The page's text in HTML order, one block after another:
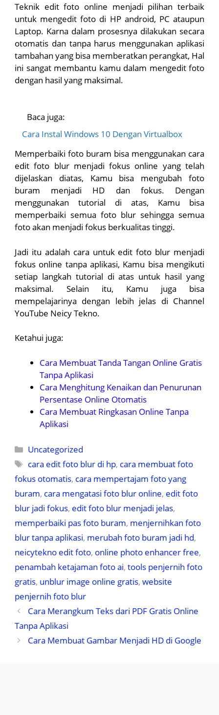
Teknik edit foto online menjadi pilihan terbaik
untuk mengedit foto di HP android, PC ataupun
Laptop. Karna dalam prosesnya dilakukan secara
otomatis dan tanpa harus menggunakan aplikasi
tambahan yang bisa memberatkan perangkat, Hal
ini sangat membantu kamu dalam mengedit foto
dengan hasil yang maksimal.
Baca juga:
Cara Instal Windows 10 Dengan Virtualbox
Memperbaiki foto buram bisa menggunakan cara
edit foto blur menjadi fokus online yang telah
dijelaskan diatas, Kamu bisa mengubah foto
buram menjadi HD dan fokus. Dengan
menggunakan tutorial di atas, Kamu bisa
memperbaiki semua foto blur sehingga semua
foto akan menjadi fokus berkualitas tinggi.
Jadi itu adalah cara untuk edit foto blur menjadi
fokus online tanpa aplikasi, Kamu bisa mengikuti
setiap langkah tutorial di atas untuk hasil yang
maksimal. Selain itu, Kamu juga bisa
mempelajarinya dengan lebih jelas di Channel
YouTube Neicy Tekno.
Ketahui juga:
Cara Membuat Tanda Tangan Online Gratis
Tanpa Aplikasi
Cara Menghitung Kenaikan dan Penurunan
Persentase Online Otomatis
Cara Membuat Ringkasan Online Tanpa
Aplikasi
Kategori
Uncategorized
Tag
cara edit foto blur di hp, cara membuat foto
fokus otomatis, cara mempertajam foto yang
buram, cara mengatasi foto blur online, edit foto
blur jadi fokus, edit foto blur menjadi jelas,
memperbaiki pas foto buram, menjernihkan foto
blur tanpa aplikasi, merubah foto buram jadi hd,
neicytekno edit foto, online photo enhancer free,
penambah ketajaman foto ai, tools penjernih foto
gratis, unblur image online gratis, website
penjernih foto blur
Cara Merangkum Teks dari PDF Gratis Online
Tanpa Aplikasi
Cara Membuat Gambar Menjadi HD di Google